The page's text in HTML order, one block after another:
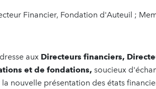
Financier, Fondation d'Auteuil ;
aux Directeurs financiers,
et de fondations, soucieux
nouvelle présentation des états